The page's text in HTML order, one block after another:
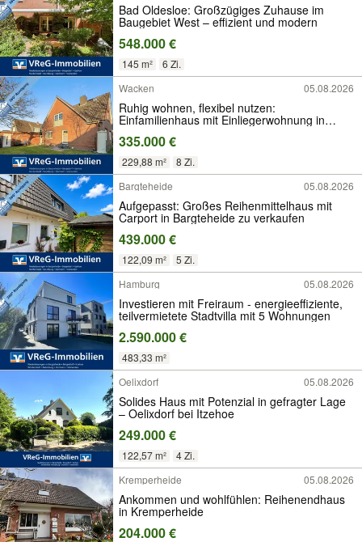
Bad Oldesloe: Großzügiges Zuhause im
Baugebiet West – effizient und modern
548.000 €
145 m²
6 Zi.
Wacken
05.08.2026
Ruhig wohnen, flexibel nutzen:
Einfamilienhaus mit Einliegerwohnung in
335.000 €
229,88 m²
8 Zi.
Bargteheide
05.08.2026
Aufgepasst: Großes Reihenmittelhaus mit
Carport in Bargteheide zu verkaufen
439.000 €
122,09 m²
5 Zi.
Hamburg
05.08.2026
Investieren mit Freiraum - energieeffiziente,
teilvermietete Stadtvilla mit 5 Wohnungen
2.590.000 €
483,33 m²
Oelixdorf
05.08.2026
Solides Haus mit Potenzial in gefragter Lage
– Oelixdorf bei Itzehoe
249.000 €
122,57 m²
4 Zi.
Kremperheide
05.08.2026
Ankommen und wohlfühlen: Reihenendhaus
in Kremperheide
204.000 €